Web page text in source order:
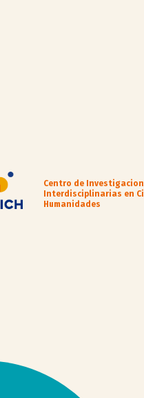
Centro de
Interdisciplinarias en
Humanidades